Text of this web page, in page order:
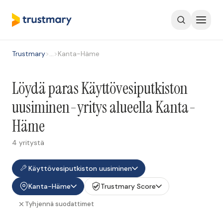
Trustmary>…>Kanta-Häme
Löydä paras Käyttövesiputkiston
uusiminen-yritys alueella Kanta-
Häme
4 yritystä
Käyttövesiputkiston uusiminen
Kanta-Häme
Trustmary Score
Tyhjennä suodattimet